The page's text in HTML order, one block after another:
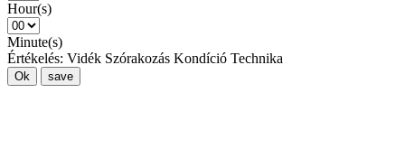
Hour(s)
Minute(s)
Értékelés: Vidék Szórakozás Kondíció Technika
Ok save